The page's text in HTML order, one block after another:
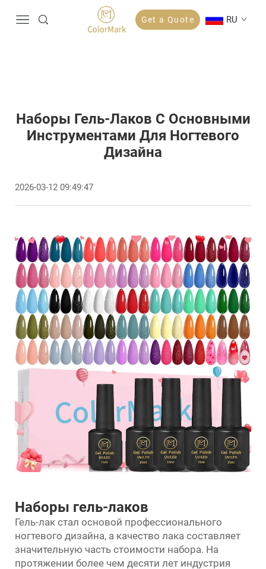
Get a Quote RU
Наборы Гель-Лаков С Основными
Инструментами Для Ногтевого
Дизайна
2026-03-12 09:49:47
Наборы гель-лаков
Гель-лак стал основой профессионального
ногтевого дизайна, а качество лака составляет
значительную часть стоимости набора. На
протяжении более чем десяти лет индустрия